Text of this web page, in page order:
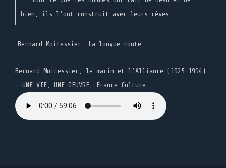
bien, ils l'ont construit avec leurs rêves...
Bernard Moitessier, La longue route
Bernard Moitessier, le marin et l’Alliance (1925-1994)
- UNE VIE, UNE OEUVRE, France Culture